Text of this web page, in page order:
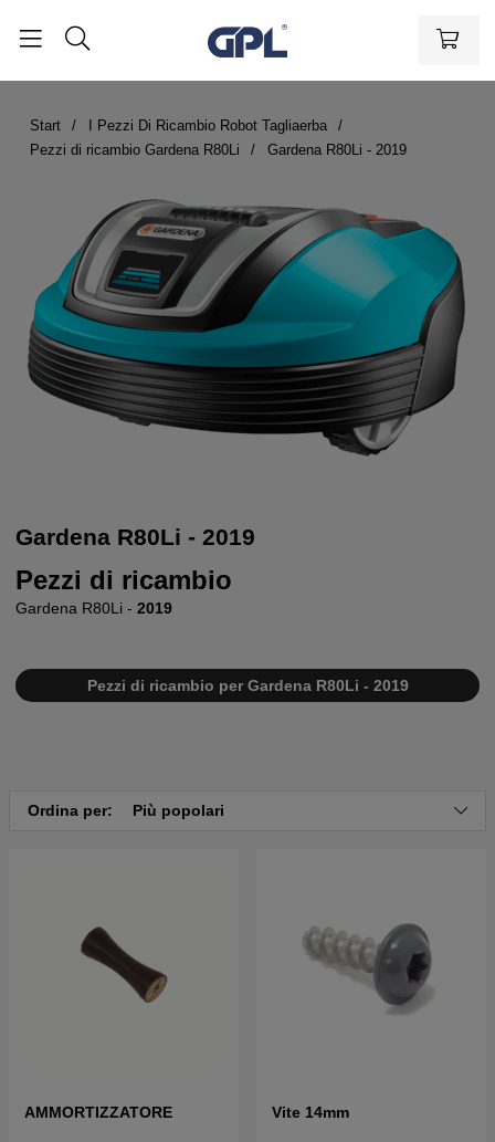
Start
I Pezzi Di Ricambio Robot Tagliaerba
Pezzi di ricambio Gardena R80Li
Gardena R80Li - 2019
Gardena R80Li - 2019
Pezzi di ricambio
Gardena R80Li - 2019
Pezzi di ricambio per Gardena R80Li - 2019
Ordina per: Più popolari
AMMORTIZZATORE Vite 14mm